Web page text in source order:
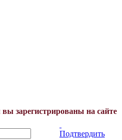
зарегистрированы на сайте
Подтвердить